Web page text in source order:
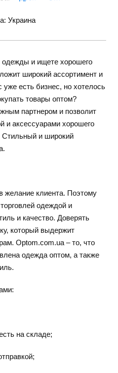
Украина
одежды и ищете хорошего
широкий ассортимент и
есть бизнес, но хотелось
товары оптом?
партнером и позволит
и аксессуарами хорошего
Стильный и широкий
желание клиента. Поэтому
одеждой и
и качество. Доверять
который выдержит
Optom.com.ua – то, что
одежда оптом, а также
на складе;